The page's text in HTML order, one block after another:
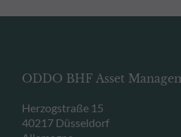
ODDO BHF Asset
Herzogstraße 15
40217 Düsseldorf